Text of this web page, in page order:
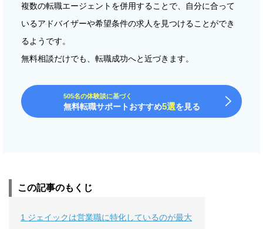
複数の転職エージェントを併用することで、自分に合って
いるアドバイザーや希望条件の求人を見つけることができ
るようです。
無料相談だけでも、転職成功へと近づきます。
505名の体験談に基づく
無料転職サポートおすすめ5選を見る
この記事のもくじ
1 ジェイックは営業職に特化しているのが最大